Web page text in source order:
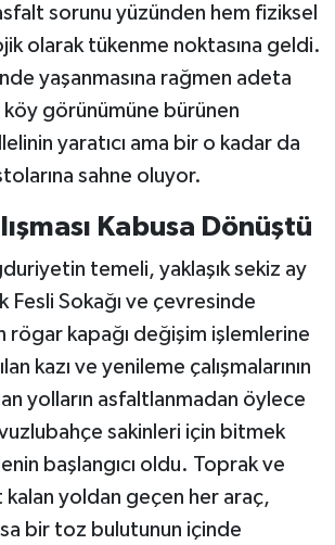
sorunu yüzünden hem fiziksel
olarak tükenme noktasına geldi.
yaşanmasına rağmen adeta
görünümüne bürünen
yaratıcı ama bir o kadar da
sahne oluyor.
Kabusa Dönüştü
temeli, yaklaşık sekiz ay
Fesli Sokağı ve çevresinde
rögar kapağı değişim işlemlerine
kazı ve yenileme çalışmalarının
yolların asfaltlanmadan öylece
sakinleri için bitmek
başlangıcı oldu. Toprak ve
kalan yoldan geçen her araç,
bir toz bulutunun içinde